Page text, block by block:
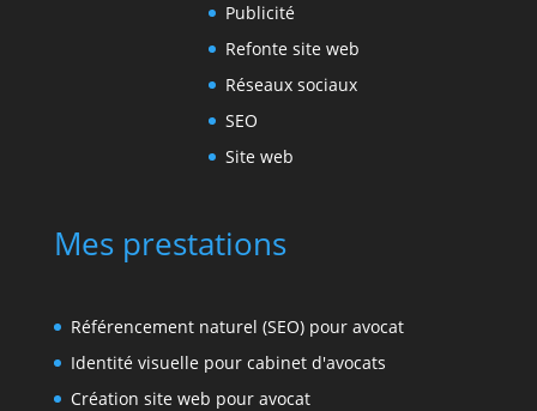
Publicité
Refonte site web
Réseaux sociaux
SEO
Site web
Mes prestations
Référencement naturel (SEO) pour avocat
Identité visuelle pour cabinet d'avocats
Création site web pour avocat